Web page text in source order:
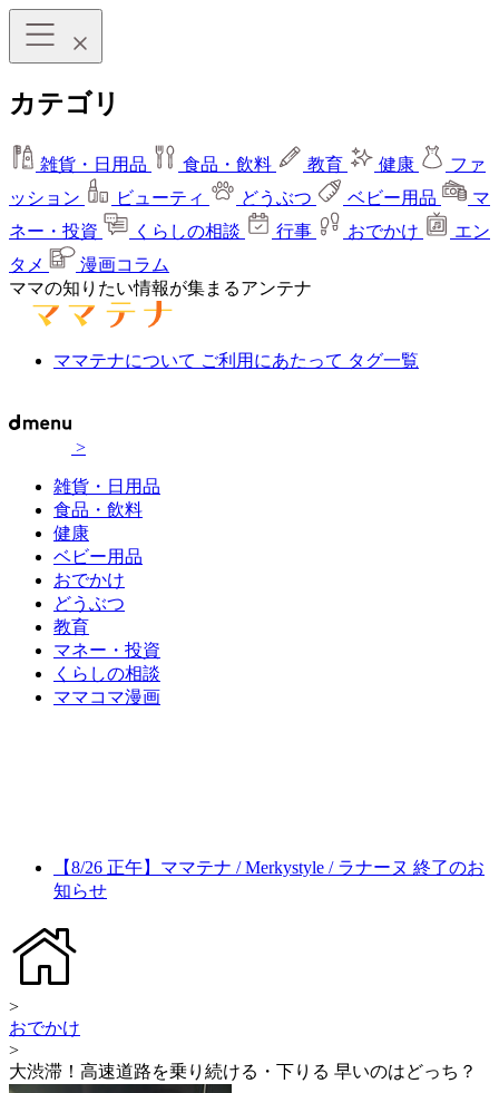
カテゴリ
雑貨・日用品 食品・飲料 教育 健康
ファ
ッション
ビューティ どうぶつ ベビー用品
マ
ネー・投資
くらしの相談 行事 おでかけ
エン
タメ
漫画コラム
ママの知りたい情報が集まるアンテナ
ママテナについて ご利用にあたって タグ一覧
>
雑貨・日用品
食品・飲料
健康
ベビー用品
おでかけ
どうぶつ
教育
マネー・投資
くらしの相談
ママコマ漫画
【8/26 正午】ママテナ / Merkystyle / ラナーヌ 終了のお
知らせ
>
おでかけ
>
大渋滞！高速道路を乗り続ける・下りる 早いのはどっち？